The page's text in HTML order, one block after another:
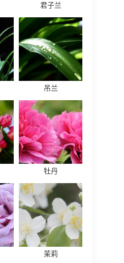
君子兰
吊兰
牡丹
茉莉